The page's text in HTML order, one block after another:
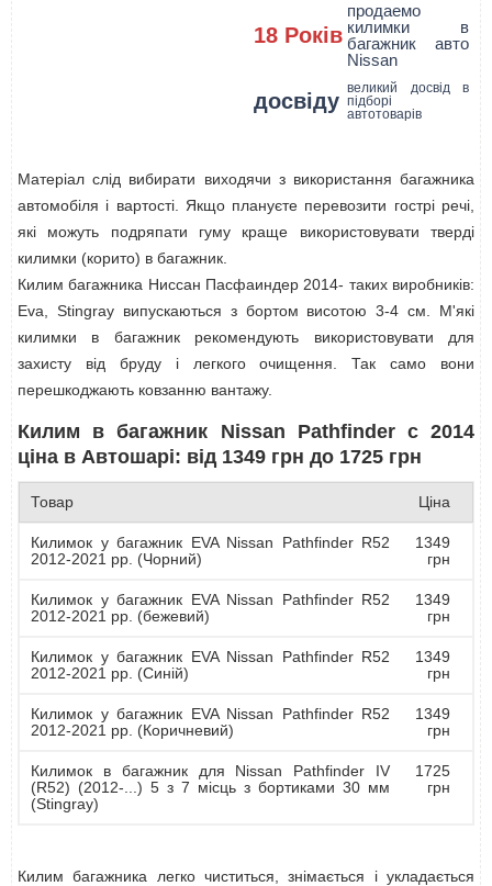
18 Років
продаемо
килимки в
багажник авто
Nissan
досвіду
великий досвід в
підборі
автотоварів
Матеріал слід вибирати виходячи з використання багажника
автомобіля і вартості. Якщо плануєте перевозити гострі речі,
які можуть подряпати гуму краще використовувати тверді
килимки (корито) в багажник.
Килим багажника Ниссан Пасфаиндер 2014- таких виробників:
Eva, Stingray випускаються з бортом висотою 3-4 см. М'які
килимки в багажник рекомендують використовувати для
захисту від бруду і легкого очищення. Так само вони
перешкоджають ковзанню вантажу.
Килим в багажник Nissan Pathfinder с 2014
ціна в Автошарі: від 1349 грн до 1725 грн
Товар Ціна
Килимок у багажник EVA Nissan Pathfinder R52
2012-2021 рр. (Чорний)
1349
грн
Килимок у багажник EVA Nissan Pathfinder R52
2012-2021 рр. (бежевий)
1349
грн
Килимок у багажник EVA Nissan Pathfinder R52
2012-2021 рр. (Синій)
1349
грн
Килимок у багажник EVA Nissan Pathfinder R52
2012-2021 рр. (Коричневий)
1349
грн
Килимок в багажник для Nissan Pathfinder IV
(R52) (2012-...) 5 з 7 місць з бортиками 30 мм
(Stingray)
1725
грн
Килим багажника легко чиститься, знімається і укладається